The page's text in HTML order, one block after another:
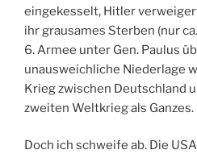
eingekesselt, Hitler
ihr grausames Sterben (nur
6. Armee unter Gen. Paulus
unausweichliche Niederlage
Krieg zwischen Deutschland
zweiten Weltkrieg als Ganzes.
Doch ich schweife ab. Die